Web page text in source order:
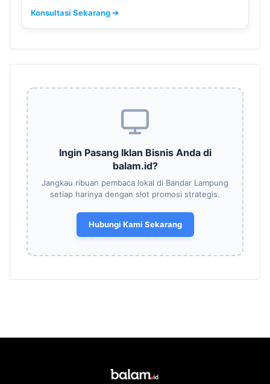
Konsultasi Sekarang ➔
Ingin Pasang Iklan Bisnis Anda di
balam.id?
Jangkau ribuan pembaca lokal di Bandar Lampung
setiap harinya dengan slot promosi strategis.
Hubungi Kami Sekarang